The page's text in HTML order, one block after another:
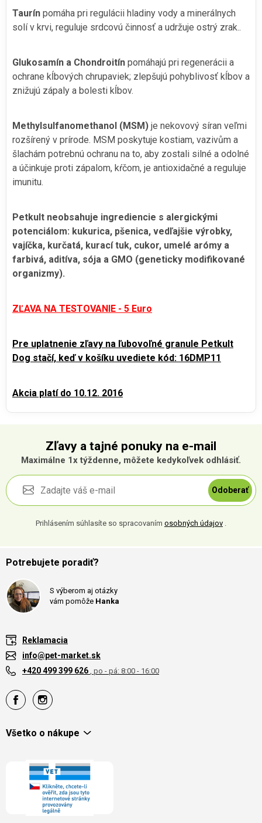
Taurín pomáha pri regulácii hladiny vody a minerálnych
solí v krvi, reguluje srdcovú činnosť a udržuje ostrý zrak..
Glukosamín a Chondroitín pomáhajú pri regenerácii a
ochrane kĺbových chrupaviek; zlepšujú pohyblivosť kĺbov a
znižujú zápaly a bolesti kĺbov.
Methylsulfanomethanol (MSM) je nekovový síran veľmi
rozšírený v prírode. MSM poskytuje kostiam, vazivům a
šlachám potrebnú ochranu na to, aby zostali silné a odolné
a účinkuje proti zápalom, kŕčom, je antioxidačné a reguluje
imunitu.
Petkult neobsahuje ingrediencie s alergickými
potenciálom: kukurica, pšenica, vedľajšie výrobky,
vajíčka, kurčatá, kurací tuk, cukor, umelé arómy a
farbivá, aditíva, sója a GMO (geneticky modifikované
organizmy).
ZĽAVA NA TESTOVANIE - 5 Euro
Pre uplatnenie zľavy na ľubovoľné granule Petkult
Dog stačí, keď v košíku uvediete kód: 16DMP11
Akcia platí do 10.12. 2016
Zľavy a tajné ponuky na e-mail
Maximálne 1x týždenne, môžete kedykoľvek odhlásiť.
Odoberať
Prihlásením súhlasíte so spracovaním osobných údajov
Potrebujete poradiť?
S výberom aj otázky
vám pomôže Hanka
Reklamacia
info@pet-market.sk
+420 499 399 626 , po - pá: 8:00 - 16:00
Všetko o nákupe